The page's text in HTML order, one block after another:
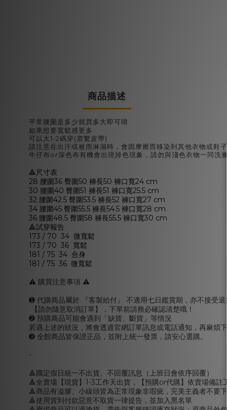
商品描述
平常腰圍是多少就買多大即可唷
如果想要寬鬆感更多
可以大1-2碼穿(需繫皮帶)
請注意在出汗或被雨淋濕時，會因摩擦而移染到其他衣物或鞋
牛仔布or深色布有機會出現掉色現象，請勿與淺色衣物一同洗
🔺尺寸表
28 腰圍36 臀圍50 褲長50 褲口寬24 cm
30 腰圍40 臀圍51 褲長51 褲口寬25.5 cm
32 腰圍42.5 臀圍53.5 褲長52 褲口寬27 cm
34 腰圍45 臀圍55.5 褲長54.5 褲口寬28 cm
36 腰圍48.5 臀圍58 褲長55.5 褲口寬30 cm
🔺試穿報告
173 / 70  34  微寬鬆
173 / 70  36  寬鬆
181 / 75  34  合身
181 / 75  36  微寬鬆
⚠️ 購買注意事項 ⚠️
➊ 代購商品屬於 『客製給付』 不適用七日鑑賞期，亦不接受退
【請勿隨意取消訂單】，下單前請務必確認清楚哦！
➋ 預購商品可能會遇到「缺貨、斷貨」等情況
若遇上述的狀況，將會透過官網訂單訊息或電話通知，再麻煩
➌ 全館商品皆保證正品，並附上統一發票，請安心選購。
-
🔺國定假日統一不出貨、不回覆訊息（上班日會依序回覆）
🔺全賣場【現貨】1-3工作天出貨，【預購or代購】依賣場備註
🔺商品有溢膠、小線頭皆為正常現象非瑕疵，完美主義者不要
🔺使用貨到付款惡意不取貨一律提告，並加入黑名單